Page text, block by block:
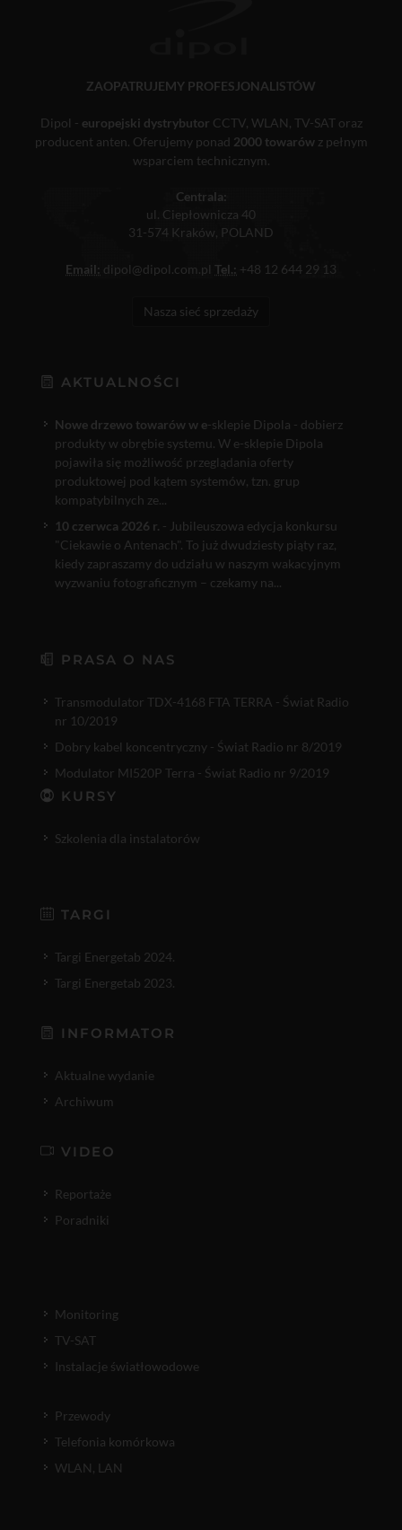
ZAOPATRUJEMY PROFESJONALISTÓW
Dipol - europejski dystrybutor CCTV, WLAN, TV-SAT oraz
producent anten. Oferujemy ponad 2000 towarówz pełnym
wsparciem technicznym.
Centrala:
ul. Ciepłownicza 40
31-574 Kraków, POLAND
Email: dipol@dipol.com.pl Tel.: +48 12 644 29 13
Nasza sieć sprzedaży
AKTUALNOŚCI
Nowe drzewo towarów w e-sklepie Dipola - dobierz
produkty w obrębie systemu. W e-sklepie Dipola
pojawiła się możliwość przeglądania oferty
produktowej pod kątem systemów, tzn. grup
kompatybilnych ze...
10 czerwca 2026 r. - Jubileuszowa edycja konkursu
"Ciekawie o Antenach". To już dwudziesty piąty raz,
kiedy zapraszamy do udziału w naszym wakacyjnym
wyzwaniu fotograficznym – czekamy na...
PRASA O NAS
Transmodulator TDX-4168 FTA TERRA - Świat Radio
nr 10/2019
Dobry kabel koncentryczny - Świat Radio nr 8/2019
Modulator MI520P Terra - Świat Radio nr 9/2019
KURSY
Szkolenia dla instalatorów
TARGI
Targi Energetab 2024.
Targi Energetab 2023.
INFORMATOR
Aktualne wydanie
Archiwum
VIDEO
Reportaże
Poradniki
Monitoring
TV-SAT
Instalacje światłowodowe
Przewody
Telefonia komórkowa
WLAN, LAN